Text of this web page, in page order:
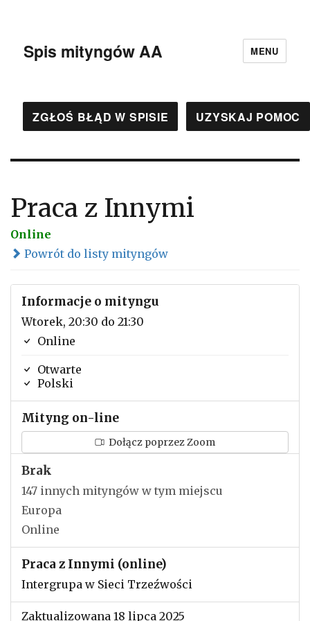
Spis mityngów AA MENU
ZGŁOŚ BŁĄD W SPISIE UZYSKAJ POMOC
Praca z Innymi
Online
Powrót do listy mityngów
Informacje o mityngu
Wtorek, 20:30 do 21:30
Online
Otwarte
Polski
Mityng on-line
Dołącz poprzez Zoom
Brak
147 innych mityngów w tym miejscu
Europa
Online
Praca z Innymi (online)
Intergrupa w Sieci Trzeźwości
Zaktualizowana 18 lipca 2025